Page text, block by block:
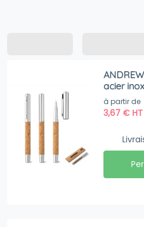
acier
liège
à partir de
3,67€ HT